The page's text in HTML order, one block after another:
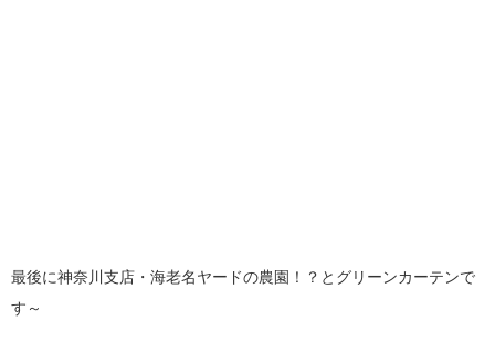
最後に神奈川支店・海老名ヤードの農園！？とグリーンカーテンで
す～